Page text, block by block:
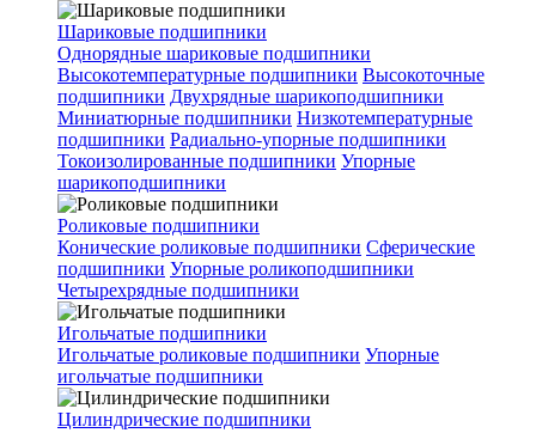
Шариковые подшипники
Однорядные шариковые подшипники
Высокотемпературные подшипники Высокоточные
подшипники Двухрядные шарикоподшипники
Миниатюрные подшипники Низкотемпературные
подшипники Радиально-упорные подшипники
Токоизолированные подшипники Упорные
шарикоподшипники
Роликовые подшипники
Конические роликовые подшипники Сферические
подшипники Упорные роликоподшипники
Четырехрядные подшипники
Игольчатые подшипники
Игольчатые роликовые подшипники Упорные
игольчатые подшипники
Цилиндрические подшипники